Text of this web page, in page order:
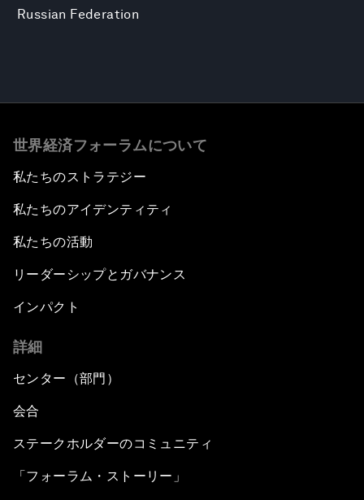
Russian Federation
世界経済フォーラムについて
私たちのストラテジー
私たちのアイデンティティ
私たちの活動
リーダーシップとガバナンス
インパクト
詳細
センター（部門）
会合
ステークホルダーのコミュニティ
「フォーラム・ストーリー」